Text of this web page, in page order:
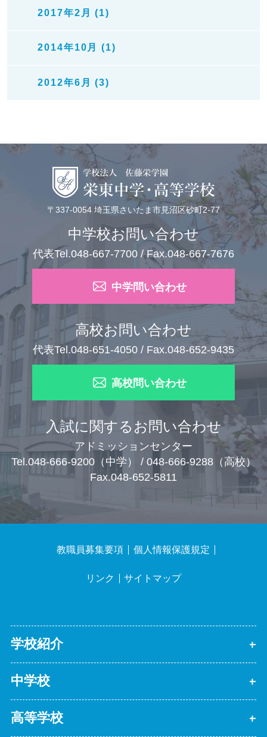
2017年2月 (1)
2014年10月 (1)
2012年6月 (3)
〒337-0054 埼玉県さいたま市見沼区砂町2-77
中学校お問い合わせ
代表Tel.048-667-7700 / Fax.048-667-7676
中学問い合わせ
高校お問い合わせ
代表Tel.048-651-4050 / Fax.048-652-9435
高校問い合わせ
入試に関するお問い合わせ
アドミッションセンター
Tel.048-666-9200（中学） / 048-666-9288（高校）
Fax.048-652-5811
学校紹介
中学校
高等学校
教職員募集要項 個人情報保護規定
リンク サイトマップ